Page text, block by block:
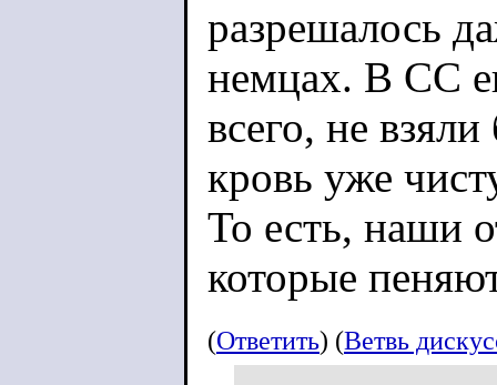
разрешалось
немцах. В СС
всего, не
кровь уже
То есть, наши
которые
просто
(Ответить) (Ветвь